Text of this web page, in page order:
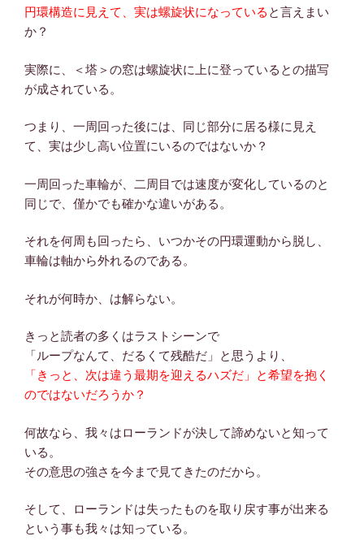
円環構造に見えて、実は螺旋状になっている と言えまい
か？
実際に、＜塔＞の窓は螺旋状に上に登っているとの描写
が成されている。
つまり、一周回った後には、同じ部分に居る様に見え
て、実は少し高い位置にいるのではないか？
一周回った車輪が、二周目では速度が変化しているのと
同じで、僅かでも確かな違いがある。
それを何周も回ったら、いつかその円環運動から脱し、
車輪は軸から外れるのである。
それが何時か、は解らない。
きっと読者の多くはラストシーンで
「ループなんて、だるくて残酷だ」と思うより、
「きっと、次は違う最期を迎えるハズだ」と希望を抱く
のではないだろうか？
何故なら、我々はローランドが決して諦めないと知って
いる。
その意思の強さを今まで見てきたのだから。
そして、ローランドは失ったものを取り戻す事が出来る
という事も我々は知っている。